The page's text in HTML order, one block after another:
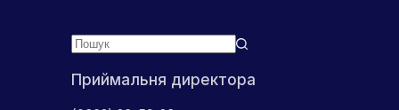
Приймальня директора